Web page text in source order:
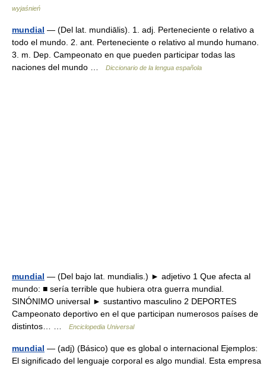
wyjaśnień
mundial — (Del lat. mundiālis). 1. adj. Perteneciente o relativo a
todo el mundo. 2. ant. Perteneciente o relativo al mundo humano.
3. m. Dep. Campeonato en que pueden participar todas las
naciones del mundo …
Diccionario de la lengua española
mundial — (Del bajo lat. mundialis.) ► adjetivo 1 Que afecta al
mundo: ■ sería terrible que hubiera otra guerra mundial.
SINÓNIMO universal ► sustantivo masculino 2 DEPORTES
Campeonato deportivo en el que participan numerosos países de
distintos… …
Enciclopedia Universal
mundial — (adj) (Básico) que es global o internacional Ejemplos:
El significado del lenguaje corporal es algo mundial. Esta empresa